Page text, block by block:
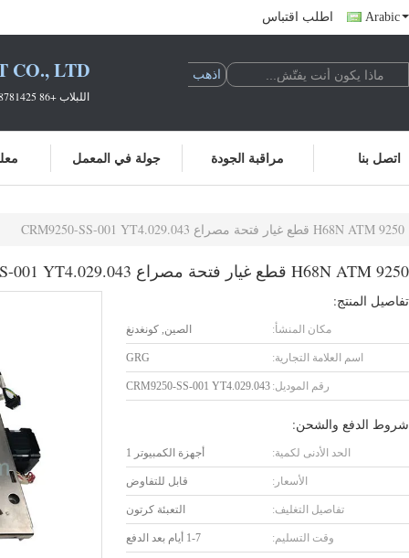
اطلب اقتباس Arabic
CO., LTD.
اللبلاب +86 18138781425 سابرينا +86 19925601378
جولة في المعمل مراقبة الجودة اتصل بنا
9250 H68N ATM قطع غيار فتحة مصراع CRM9250-SS-001 YT4.029.043
9250 H68N ATM قطع غيار فتحة مصراع CRM9250-SS-001 YT4.029.043
تفاصيل المنتج:
مكان المنشأ: الصين, كونغدنغ
اسم العلامة التجارية: GRG
رقم الموديل: CRM9250-SS-001 YT4.029.043
شروط الدفع والشحن:
الحد الأدنى لكمية: أجهزة الكمبيوتر 1
الأسعار: قابل للتفاوض
تفاصيل التغليف: التعبئة كرتون
وقت التسليم: 1-7 أيام بعد الدفع